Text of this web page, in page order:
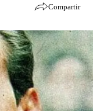
Compartir